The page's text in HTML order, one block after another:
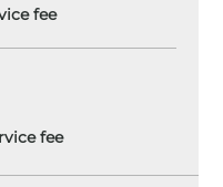
fee
fee